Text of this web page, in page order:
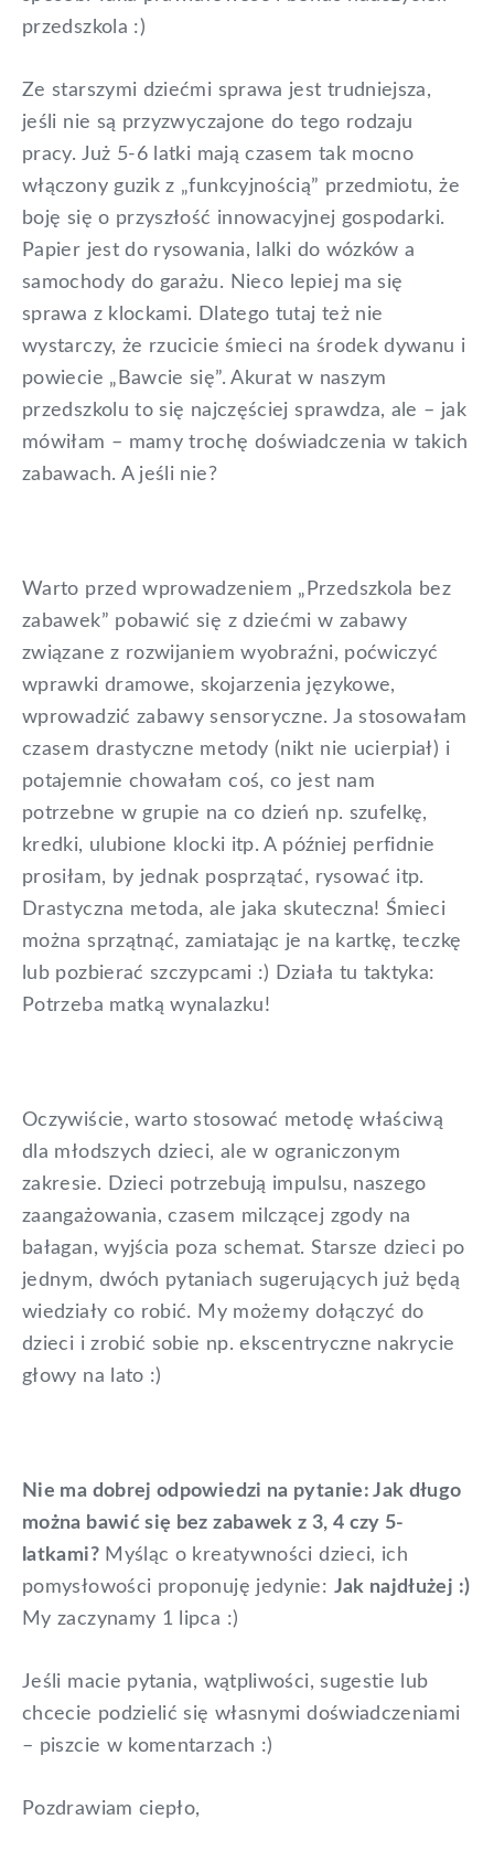
przedszkola :)
Ze starszymi dziećmi sprawa jest trudniejsza,
jeśli nie są przyzwyczajone do tego rodzaju
pracy. Już 5-6 latki mają czasem tak mocno
włączony guzik z „funkcyjnością” przedmiotu, że
boję się o przyszłość innowacyjnej gospodarki.
Papier jest do rysowania, lalki do wózków a
samochody do garażu. Nieco lepiej ma się
sprawa z klockami. Dlatego tutaj też nie
wystarczy, że rzucicie śmieci na środek dywanu i
powiecie „Bawcie się”. Akurat w naszym
przedszkolu to się najczęściej sprawdza, ale – jak
mówiłam – mamy trochę doświadczenia w takich
zabawach. A jeśli nie?
Warto przed wprowadzeniem „Przedszkola bez
zabawek” pobawić się z dziećmi w zabawy
związane z rozwijaniem wyobraźni, poćwiczyć
wprawki dramowe, skojarzenia językowe,
wprowadzić zabawy sensoryczne. Ja stosowałam
czasem drastyczne metody (nikt nie ucierpiał) i
potajemnie chowałam coś, co jest nam
potrzebne w grupie na co dzień np. szufelkę,
kredki, ulubione klocki itp. A później perfidnie
prosiłam, by jednak posprzątać, rysować itp.
Drastyczna metoda, ale jaka skuteczna! Śmieci
można sprzątnąć, zamiatając je na kartkę, teczkę
lub pozbierać szczypcami :) Działa tu taktyka:
Potrzeba matką wynalazku!
Oczywiście, warto stosować metodę właściwą
dla młodszych dzieci, ale w ograniczonym
zakresie. Dzieci potrzebują impulsu, naszego
zaangażowania, czasem milczącej zgody na
bałagan, wyjścia poza schemat. Starsze dzieci po
jednym, dwóch pytaniach sugerujących już będą
wiedziały co robić. My możemy dołączyć do
dzieci i zrobić sobie np. ekscentryczne nakrycie
głowy na lato :)
Nie ma dobrej odpowiedzi na pytanie: Jak długo
można bawić się bez zabawek z 3, 4 czy 5-
latkami?Myśląc o kreatywności dzieci, ich
pomysłowości proponuję jedynie: Jak najdłużej :)
My zaczynamy 1 lipca :)
Jeśli macie pytania, wątpliwości, sugestie lub
chcecie podzielić się własnymi doświadczeniami
– piszcie w komentarzach :)
Pozdrawiam ciepło,